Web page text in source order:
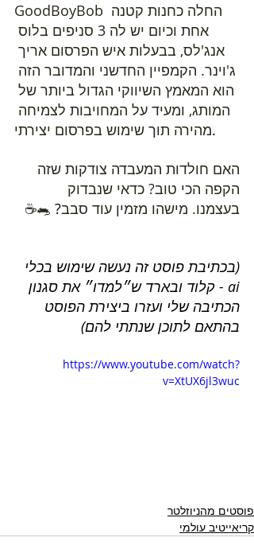
GoodBoyBob החלה כחנות קטנה
אחת וכיום יש לה 3 סניפים בלוס
אנג'לס, בבעלות איש הפרסום אריך
ג'וינר. הקמפיין החדשני והמדובר הזה
הוא המאמץ השיווקי הגדול ביותר של
המותג, ומעיד על המחויבות לצמיחה
מהירה תוך שימוש בפרסום יצירתי.
האם חולדות המעבדה צודקות שזה
הקפה הכי טוב? כדאי שנבדוק
בעצמנו. מישהו מזמין עוד סבב?
🐀☕
(בכתיבת פוסט זה נעשה שימוש בכלי
ai - קלוד ובארד ש״למדו״ את סגנון
הכתיבה שלי ועזרו ביצירת הפוסט
בהתאם לתוכן שנתתי להם)
https://www.youtube.com/watch?
v=XtUX6jl3wuc
פוסטים מהניוזלטר
קריאייטיב עולמי